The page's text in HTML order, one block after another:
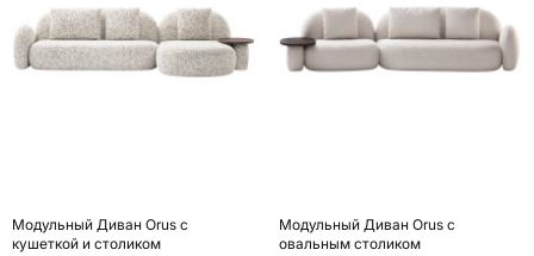
Модульный Диван Orus с
кушеткой и столиком
Модульный Диван Orus с
овальным столиком